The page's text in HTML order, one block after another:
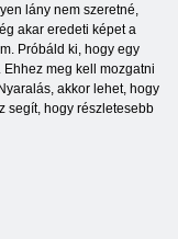
lány nem szeretné,
akar eredeti képet a
Próbáld ki, hogy egy
meg kell mozgatni
akkor lehet, hogy
segít, hogy részletesebb